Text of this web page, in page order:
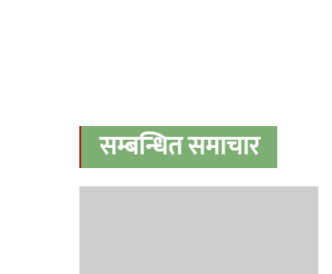
सम्बन्धित समाचार